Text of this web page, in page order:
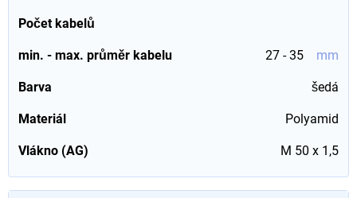
Počet kabelů
min. - max. průměr kabelu 27 - 35 mm
Barva šedá
Materiál Polyamid
Vlákno (AG) M 50 x 1,5